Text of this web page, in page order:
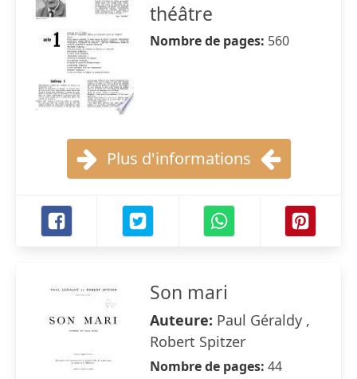
théâtre
Nombre de pages: 560
Plus d'informations
Son mari
Auteure: Paul Géraldy ,
Robert Spitzer
Nombre de pages: 44